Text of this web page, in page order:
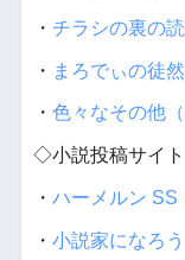
・ チラシの裏の
・ まろでぃの徒
・ 色々なその他（
◇小説投稿サイト
・ ハーメルン SS
・ 小説家になろ